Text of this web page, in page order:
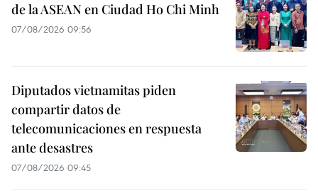
de la ASEAN en Ciudad Ho Chi Minh
07/08/2026 09:56
Diputados vietnamitas piden
compartir datos de
telecomunicaciones en respuesta
ante desastres
07/08/2026 09:45